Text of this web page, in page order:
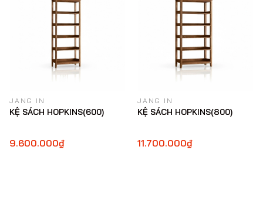
JANG IN
KỆ SÁCH HOPKINS(600)
9.600.000₫
JANG IN
KỆ SÁCH HOPKINS(800)
11.700.000₫